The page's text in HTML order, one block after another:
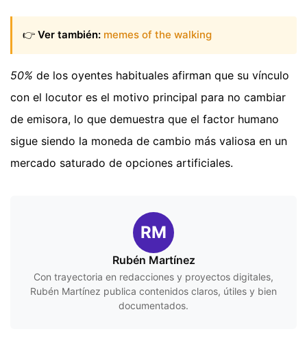
👉 Ver también: memes of the walking
50% de los oyentes habituales afirman que su vínculo
con el locutor es el motivo principal para no cambiar
de emisora, lo que demuestra que el factor humano
sigue siendo la moneda de cambio más valiosa en un
mercado saturado de opciones artificiales.
RM
Rubén Martínez
Con trayectoria en redacciones y proyectos digitales,
Rubén Martínez publica contenidos claros, útiles y bien
documentados.